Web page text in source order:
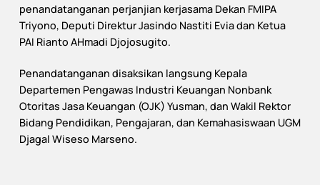
penandatanganan perjanjian kerjasama Dekan FMIPA
Triyono, Deputi Direktur Jasindo Nastiti Evia dan Ketua
PAI Rianto AHmadi Djojosugito.
Penandatanganan disaksikan langsung Kepala
Departemen Pengawas Industri Keuangan Nonbank
Otoritas Jasa Keuangan (OJK) Yusman, dan Wakil Rektor
Bidang Pendidikan, Pengajaran, dan Kemahasiswaan UGM
Djagal Wiseso Marseno.